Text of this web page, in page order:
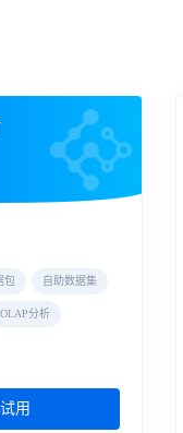
包 自助数据集
OLAP分析
用